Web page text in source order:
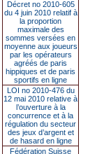
Décret no 2010-605
du 4 juin 2010 relatif à
la proportion
maximale des
sommes versées en
moyenne aux joueurs
par les opérateurs
agréés de paris
hippiques et de paris
sportifs en ligne
LOI no 2010-476 du
12 mai 2010 relative à
l’ouverture à la
concurrence et à la
régulation du secteur
des jeux d’argent et
de hasard en ligne
Fédération Suisse